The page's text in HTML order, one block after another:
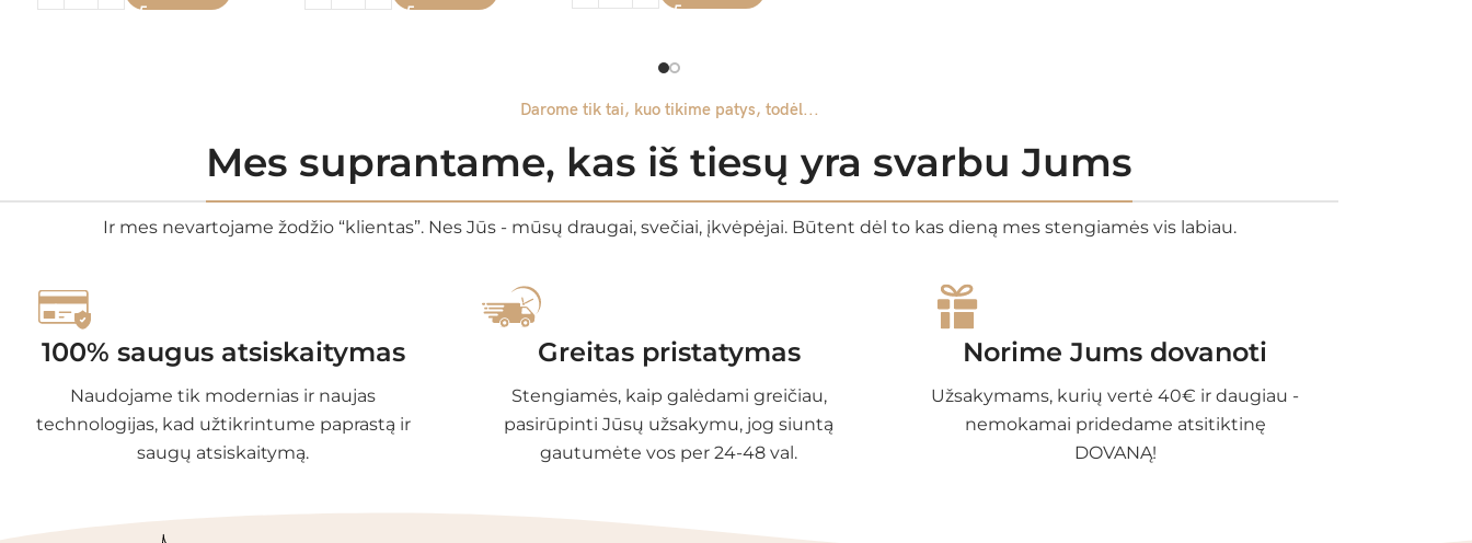
Darome tik tai, kuo tikime patys, todėl...
Mes suprantame, kas iš tiesų yra svarbu Jums
Ir mes nevartojame žodžio “klientas”. Nes Jūs - mūsų draugai, svečiai, įkvėpėjai. Būtent dėl to kas dieną mes stengiamės vis labiau.
100% saugus atsiskaitymas
Naudojame tik modernias ir naujas
technologijas, kad užtikrintume paprastą ir
saugų atsiskaitymą.
Greitas pristatymas
Stengiamės, kaip galėdami greičiau,
pasirūpinti Jūsų užsakymu, jog siuntą
gautumėte vos per 24-48 val.
Norime Jums dovanoti
Užsakymams, kurių vertė 40€ ir daugiau -
nemokamai pridedame atsitiktinę
DOVANĄ!
PRODUKTŲ KATEGORIJOS